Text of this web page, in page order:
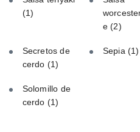
(1)
e(2)
Secretos de
cerdo (1)
Sepia (1)
Solomillo de
cerdo (1)